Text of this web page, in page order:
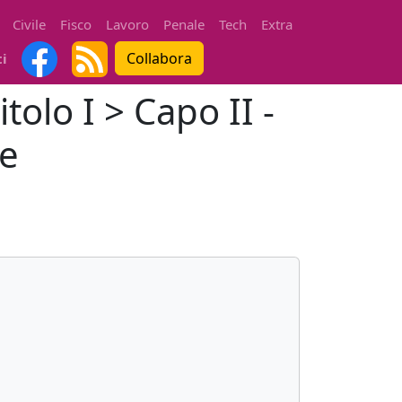
Civile Fisco Lavoro Penale Tech
Extra
Collabora
I > Capo II -